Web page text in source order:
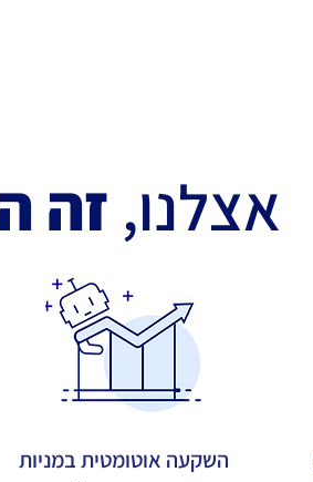
אצלנו, זה
השקעה אוטומטית במניות